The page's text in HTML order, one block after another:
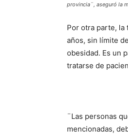
provincia¨, aseguró la
Por otra parte, la
años, sin límite
obesidad. Es un
tratarse de
¨Las personas
mencionadas,